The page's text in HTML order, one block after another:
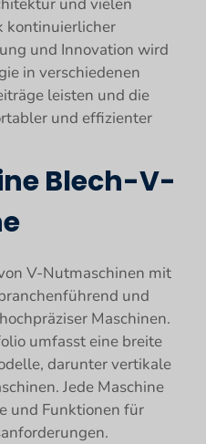
kontinuierlicher
und Innovation wird
in verschiedenen
leisten und die
und effizienter
Blech-V-
V-Nutmaschinen mit
und
Maschinen.
umfasst eine breite
darunter vertikale
Jede Maschine
und Funktionen für